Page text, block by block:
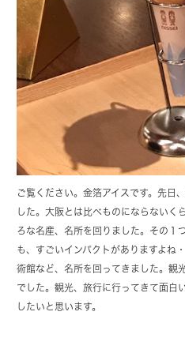
ご覧ください。金箔アイスです。先日
した。大阪とは比べものにならないく
ろな名産、名所を回りました。その１
も、すごいインパクトがありますよね
術館など、名所を回ってきました。観
でした。観光、旅行に行ってきて面白
したいと思います。